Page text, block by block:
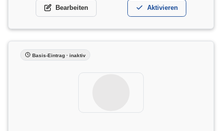
Bearbeiten Aktivieren
Basis-Eintrag · inaktiv